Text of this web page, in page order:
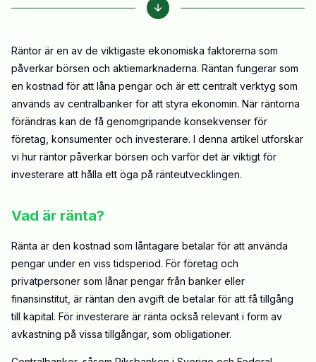
Räntor är en av de viktigaste ekonomiska faktorerna som
påverkar börsen och aktiemarknaderna. Räntan fungerar som
en kostnad för att låna pengar och är ett centralt verktyg som
används av centralbanker för att styra ekonomin. När räntorna
förändras kan de få genomgripande konsekvenser för
företag, konsumenter och investerare. I denna artikel utforskar
vi hur räntor påverkar börsen och varför det är viktigt för
investerare att hålla ett öga på ränteutvecklingen.
Vad är ränta?
Ränta är den kostnad som låntagare betalar för att använda
pengar under en viss tidsperiod. För företag och
privatpersoner som lånar pengar från banker eller
finansinstitut, är räntan den avgift de betalar för att få tillgång
till kapital. För investerare är ränta också relevant i form av
avkastning på vissa tillgångar, som obligationer.